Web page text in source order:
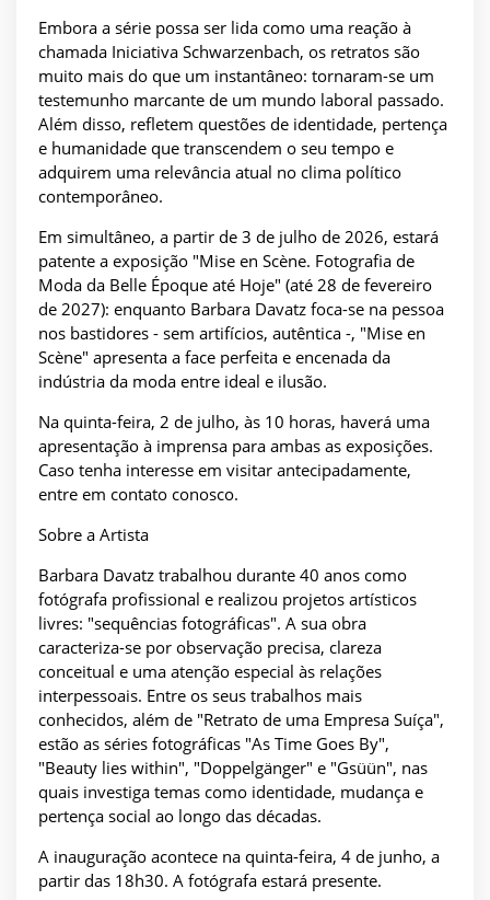
Embora a série possa ser lida como uma reação à
chamada Iniciativa Schwarzenbach, os retratos são
muito mais do que um instantâneo: tornaram-se um
testemunho marcante de um mundo laboral passado.
Além disso, refletem questões de identidade, pertença
e humanidade que transcendem o seu tempo e
adquirem uma relevância atual no clima político
contemporâneo.
Em simultâneo, a partir de 3 de julho de 2026, estará
patente a exposição "Mise en Scène. Fotografia de
Moda da Belle Époque até Hoje" (até 28 de fevereiro
de 2027): enquanto Barbara Davatz foca-se na pessoa
nos bastidores - sem artifícios, autêntica -, "Mise en
Scène" apresenta a face perfeita e encenada da
indústria da moda entre ideal e ilusão.
Na quinta-feira, 2 de julho, às 10 horas, haverá uma
apresentação à imprensa para ambas as exposições.
Caso tenha interesse em visitar antecipadamente,
entre em contato conosco.
Sobre a Artista
Barbara Davatz trabalhou durante 40 anos como
fotógrafa profissional e realizou projetos artísticos
livres: "sequências fotográficas". A sua obra
caracteriza-se por observação precisa, clareza
conceitual e uma atenção especial às relações
interpessoais. Entre os seus trabalhos mais
conhecidos, além de "Retrato de uma Empresa Suíça",
estão as séries fotográficas "As Time Goes By",
"Beauty lies within", "Doppelgänger" e "Gsüün", nas
quais investiga temas como identidade, mudança e
pertença social ao longo das décadas.
A inauguração acontece na quinta-feira, 4 de junho, a
partir das 18h30. A fotógrafa estará presente.